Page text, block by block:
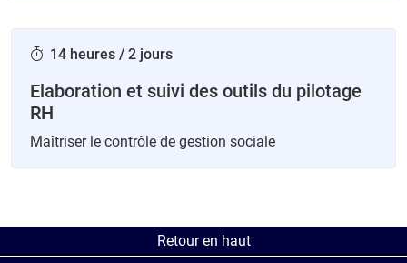
14 heures / 2 jours
Elaboration et suivi des outils du pilotage
RH
Maîtriser le contrôle de gestion sociale
Retour en haut